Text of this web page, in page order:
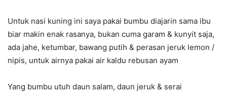
Untuk nasi kuning ini saya pakai bumbu diajarin sama ibu
biar makin enak rasanya, bukan cuma garam & kunyit saja,
ada jahe, ketumbar, bawang putih & perasan jeruk lemon /
nipis, untuk airnya pakai air kaldu rebusan ayam
Yang bumbu utuh daun salam, daun jeruk & serai